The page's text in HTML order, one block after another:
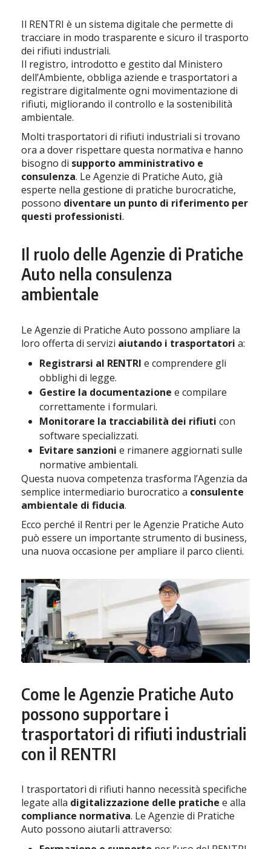
Il RENTRI è un sistema digitale che permette di
tracciare in modo trasparente e sicuro il trasporto
dei rifiuti industriali.
Il registro, introdotto e gestito dal Ministero
dell’Ambiente, obbliga aziende e trasportatori a
registrare digitalmente ogni movimentazione di
rifiuti, migliorando il controllo e la sostenibilità
ambientale.
Molti trasportatori di rifiuti industriali si trovano
ora a dover rispettare questa normativa e hanno
bisogno di supporto amministrativo e
consulenza. Le Agenzie di Pratiche Auto, già
esperte nella gestione di pratiche burocratiche,
possono diventare un punto di riferimento per
questi professionisti.
Il ruolo delle Agenzie di Pratiche
Auto nella consulenza
ambientale
Le Agenzie di Pratiche Auto possono ampliare la
loro offerta di servizi aiutando i trasportatori a:
Registrarsi al RENTRI e comprendere gli
obblighi di legge.
Gestire la documentazione e compilare
correttamente i formulari.
Monitorare la tracciabilità dei rifiuti con
software specializzati.
Evitare sanzioni e rimanere aggiornati sulle
normative ambientali.
Questa nuova competenza trasforma l’Agenzia da
semplice intermediario burocratico a consulente
ambientale di fiducia.
Ecco perché il Rentri per le Agenzie Pratiche Auto
può essere un importante strumento di business,
una nuova occasione per ampliare il parco clienti.
Come le Agenzie Pratiche Auto
possono supportare i
trasportatori di rifiuti industriali
con il RENTRI
I trasportatori di rifiuti hanno necessità specifiche
legate alla digitalizzazione delle pratiche e alla
compliance normativa. Le Agenzie di Pratiche
Auto possono aiutarli attraverso: